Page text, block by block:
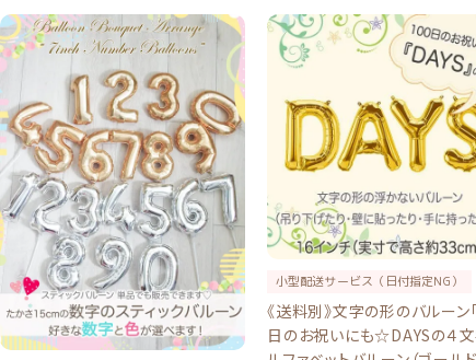
小型配送サービス（日付指定NG）
《送料別》文字の形のバルーン
日のお祝いにも☆DAYSの４